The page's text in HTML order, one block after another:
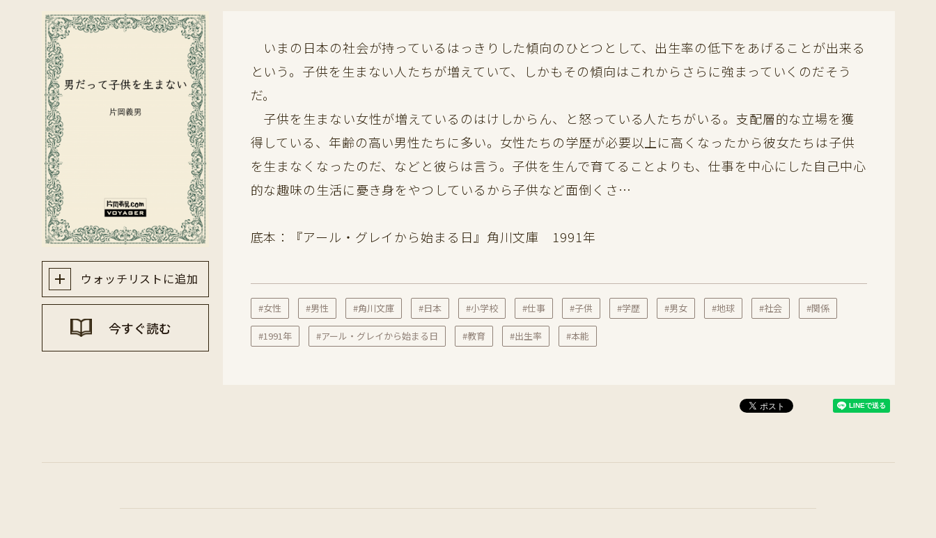
ウォッチリストに追加
今すぐ読む
いまの日本の社会が持っているはっきりした傾向のひとつとして、出生率の低下をあげることが出来る
という。子供を生まない人たちが増えていて、しかもその傾向はこれからさらに強まっていくのだそう
だ。
子供を生まない女性が増えているのはけしからん、と怒っている人たちがいる。支配層的な立場を獲
得している、年齢の高い男性たちに多い。女性たちの学歴が必要以上に高くなったから彼女たちは子供
を生まなくなったのだ、などと彼らは言う。子供を生んで育てることよりも、仕事を中心にした自己中心
的な趣味の生活に憂き身をやつしているから子供など面倒くさ…
底本：『アール・グレイから始まる日』角川文庫 1991年
#女性 #男性 #角川文庫 #日本 #小学校 #仕事 #子供 #学歴 #男女 #地球 #社会 #関係
#1991年 #アール・グレイから始まる日 #教育 #出生率 #本能